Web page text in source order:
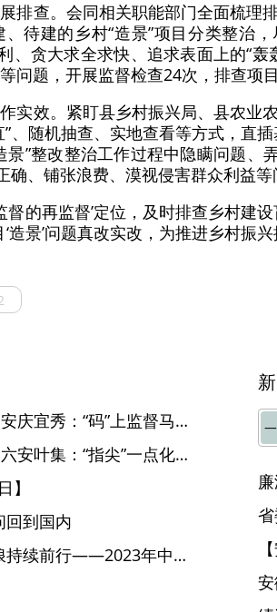
排查。会同相关职能部门全面梳理
待建的乡村“造景”项目分类整治
、贪大求全求快、追求表面上的“
问题，开展监督检查24次，排查项目
实效。紧盯县乡村振兴局、县农业
、随机抽查、实地查看等方式，直
”整改整治工作过程中隐瞒问题、
确、铺张浪费、漠视侵害群众利益等
督的再监督’定位，及时排查乡村建
‘造景’问题真改实改，为推进乡村振
【“监督一点通”一线传真】安庆宜秀：“码”上监督马上办
【“监督一点通”一线传真】六安叶集：“指尖”一点化纠纷 为民解忧践初心
】
回到国内
​引领中国经济大船乘风破浪持续前行——2023年中央经济工作会议侧记